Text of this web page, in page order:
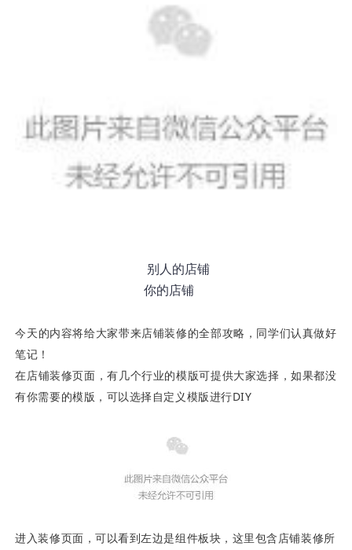
别人的店铺
你的店铺
今天的内容将给大家带来店铺装修的全部攻略，同学们认真做好
笔记！
在店铺装修页面，有几个行业的模版可提供大家选择，如果都没
有你需要的模版，可以选择自定义模版进行DIY
进入装修页面，可以看到左边是组件板块，这里包含店铺装修所